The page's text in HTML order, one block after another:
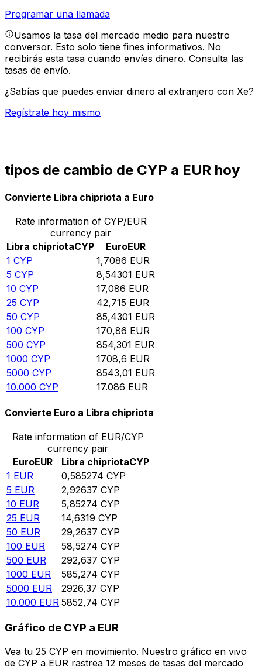
Programar una llamada
Usamos la tasa del mercado medio para nuestro
conversor. Esto solo tiene fines informativos. No
recibirás esta tasa cuando envíes dinero. Consulta las
tasas de envío.
¿Sabías que puedes enviar dinero al extranjero con Xe?
Regístrate hoy mismo
tipos de cambio de CYP a EUR hoy
Convierte Libra chipriota a Euro
Rate information of CYP/EUR
currency pair
Libra chipriotaCYP EuroEUR
1 CYP 1,7086 EUR
5 CYP 8,54301 EUR
10 CYP 17,086 EUR
25 CYP 42,715 EUR
50 CYP 85,4301 EUR
100 CYP 170,86 EUR
500 CYP 854,301 EUR
1000 CYP 1708,6 EUR
5000 CYP 8543,01 EUR
10.000 CYP 17.086 EUR
Convierte Euro a Libra chipriota
Rate information of EUR/CYP
currency pair
EuroEUR Libra chipriotaCYP
1 EUR 0,585274 CYP
5 EUR 2,92637 CYP
10 EUR 5,85274 CYP
25 EUR 14,6319 CYP
50 EUR 29,2637 CYP
100 EUR 58,5274 CYP
500 EUR 292,637 CYP
1000 EUR 585,274 CYP
5000 EUR 2926,37 CYP
10.000 EUR 5852,74 CYP
Gráfico de CYP a EUR
Vea tu 25 CYP en movimiento. Nuestro gráfico en vivo
de CYP a EUR rastrea 12 meses de tasas del mercado